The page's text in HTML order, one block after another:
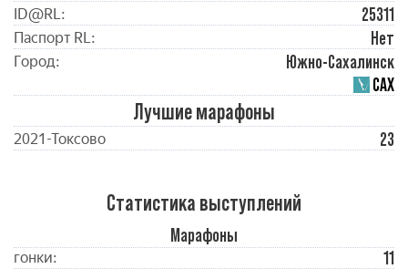
ID@RL: 25311
Паспорт RL: Нет
Город:
Южно-Сахалинск
САХ
Лучшие марафоны
2021-Токсово 23
Статистика выступлений
Марафоны
гонки: 11